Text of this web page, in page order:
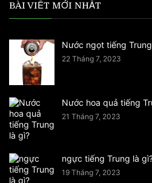
BÀI VIẾT MỚI NHẤT
Nước ngọt tiếng
22 Tháng 7, 2023
Nước hoa quả tiếng
21 Tháng 7, 2023
ngực tiếng Trung là
19 Tháng 7, 2023